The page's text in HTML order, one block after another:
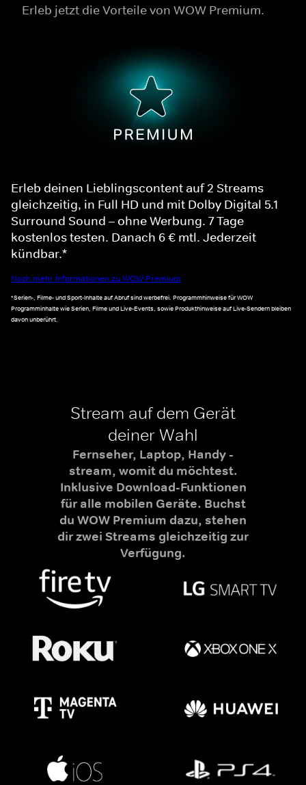
Erleb jetzt die Vorteile von WOW Premium.
Erleb deinen Lieblingscontent auf 2 Streams
gleichzeitig, in Full HD und mit Dolby Digital 5.1
Surround Sound – ohne Werbung. 7 Tage
kostenlos testen. Danach 6 € mtl. Jederzeit
kündbar.*
Noch mehr Informationen zu WOW Premium
*Serien-, Filme- und Sport-Inhalte auf Abruf sind werbefrei. Programmhinweise für WOW
Programminhalte wie Serien, Filme und Live-Events, sowie Produkthinweise auf Live-Sendern bleiben
davon unberührt.
Stream auf dem Gerät
deiner Wahl
Fernseher, Laptop, Handy -
stream, womit du möchtest.
Inklusive Download-Funktionen
für alle mobilen Geräte. Buchst
du WOW Premium dazu, stehen
dir zwei Streams gleichzeitig zur
Verfügung.